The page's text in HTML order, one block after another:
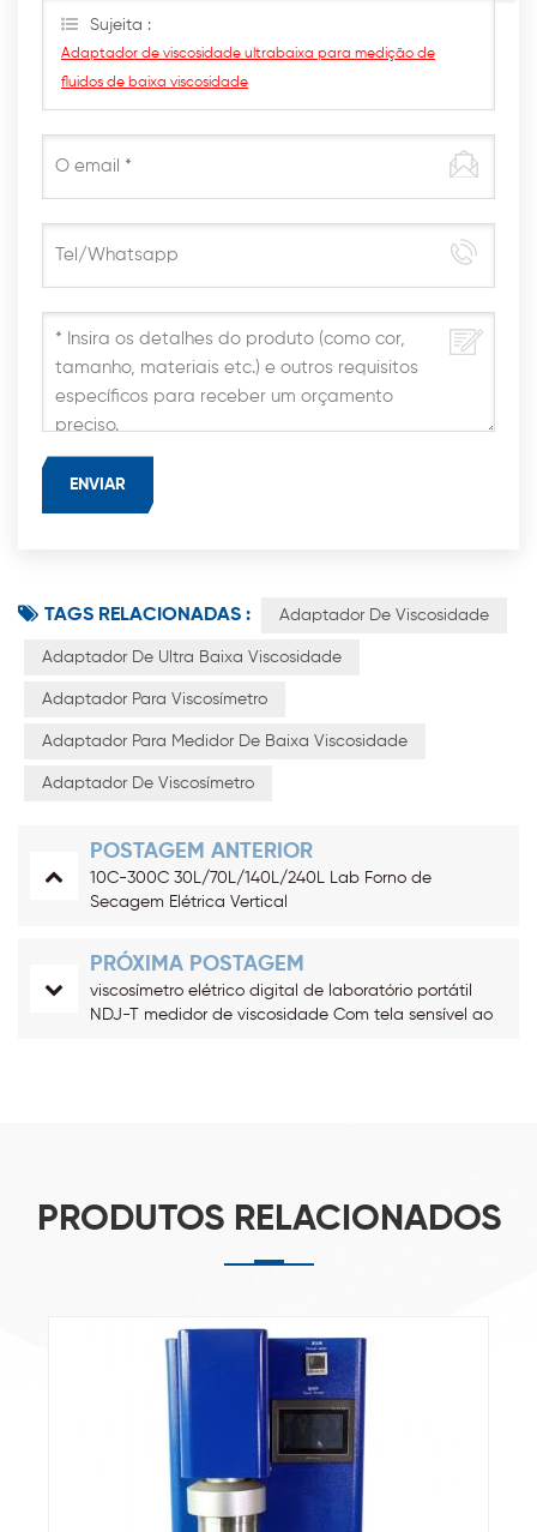
possível.Sujeita :
Adaptador de viscosidade ultrabaixa para medição de
fluidos de baixa viscosidade
TAGS RELACIONADAS : Adaptador De Viscosidade
Adaptador De Ultra Baixa Viscosidade
Adaptador Para Viscosímetro
Adaptador Para Medidor De Baixa Viscosidade
Adaptador De Viscosímetro
POSTAGEM ANTERIOR
10C-300C 30L/70L/140L/240L Lab Forno de
Secagem Elétrica Vertical
PRÓXIMA POSTAGEM
viscosímetro elétrico digital de laboratório portátil
NDJ-T medidor de viscosidade Com tela sensível ao
PRODUTOS RELACIONADOS